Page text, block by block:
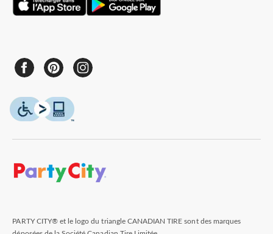
PARTY CITY® et le logo du triangle CANADIAN TIRE sont des marques